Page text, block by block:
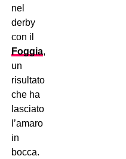
nel
derby
con il
Foggia,
un
risultato
che ha
lasciato
l’amaro
in
bocca.